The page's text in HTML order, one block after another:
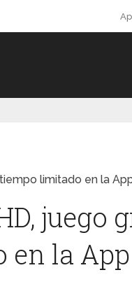
limitado en la
juego
la